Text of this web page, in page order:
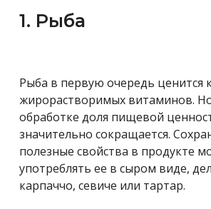
1. Рыба
Рыба в первую очередь ценится
жирорастворимых витаминов.
обработке доля пищевой
значительно сокращается.
полезные свойства в продукте
употреблять ее в сыром виде,
карпаччо, севиче или тартар.